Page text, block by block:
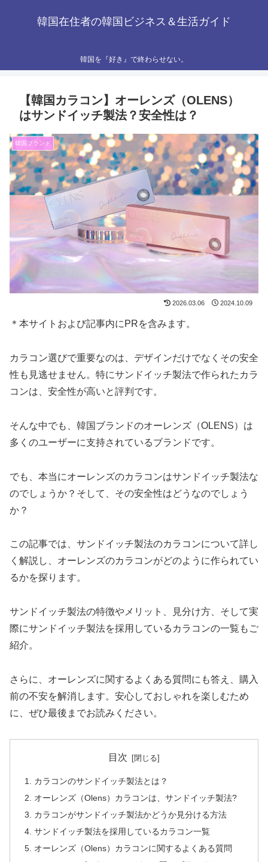
韓国在住者の韓国ビジネス＆生活ガイド
韓国を『好き』で終わらせない。
【韓国カラコン】オーレンズ（OLENS）
はサンドイッチ製法？安全性は？
韓国ブランド
2026.03.06 2024.10.09
＊本サイトおよび記事内にPRを含みます。
カラコン選びで重要なのは、デザインだけでなくその安全
性も見逃せません。特にサンドイッチ製法で作られたカラ
コンは、安全性が高いと評判です。
そんな中でも、韓国ブランドのオーレンズ（OLENS）は
多くのユーザーに支持されているブランドです。
でも、本当にオーレンズのカラコンはサンドイッチ製法な
のでしょうか？そして、その安全性はどうなのでしょう
か？
この記事では、サンドイッチ製法のカラコンについて詳し
く解説し、オーレンズのカラコンがどのように作られてい
るかを探ります。
サンドイッチ製法の特徴やメリット、見分け方、そして実
際にサンドイッチ製法を採用しているカラコンの一覧もご
紹介。
さらに、オーレンズに関するよくある質問にも答え、購入
前の不安を解消します。安心しておしゃれを楽しむため
に、ぜひ最後までお読みください。
目次
カラコンのサンドイッチ製法とは？
オーレンズ（Olens）カラコンは、サンドイッチ製法?
カラコンがサンドイッチ製法かどうか見分ける方法
サンドイッチ製法を採用しているカラコン一覧
オーレンズ（Olens）カラコンに関するよくある質問